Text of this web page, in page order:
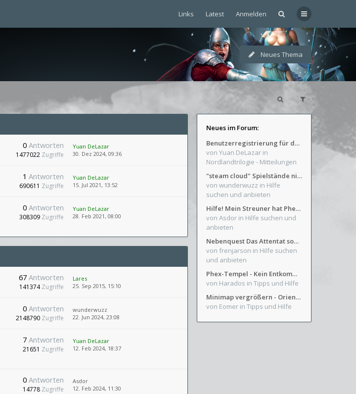
Links Latest Anmelden
Neues Thema
0 Antworten
1477022 Zugriffe
Yuan DeLazar
30. Dez 2024, 09:36
1 Antworten
690611 Zugriffe
Yuan DeLazar
15. Jul 2021, 13:52
0 Antworten
308309 Zugriffe
Yuan DeLazar
28. Feb 2021, 08:00
67 Antworten
141374Zugriffe
Lares
25. Sep 2015, 15:10
0 Antworten
2148790 Zugriffe
wunderwuzz
22. Jun 2024, 23:08
7 Antworten
21651 Zugriffe
Yuan DeLazar
12. Feb 2024, 18:37
0 Antworten
14778 Zugriffe
Asdor
12. Feb 2024, 11:30
Neues im Forum:
Benutzerregistrierung für das SchickHD-/SchweifHD-Forum gesperrt
von Yuan DeLazar in
Nordlandtrilogie - Mitteilungen
"steam cloud" Spielstände nicht verfügbar
von wunderwuzz in Hilfe
suchen und anbieten
Hilfe! Mein Streuner hat Phexens Gunst verloren...
von Asdor in Hilfe suchen und
anbieten
Nebenquest Das Attentat sowie Beilunker Reiter und zwei kleine Ausrüstungsfragen
von frenjarson in Hilfe suchen
und anbieten
Phex-Tempel - Kein Entkommen aus Weinkeller/Bibliothek Trakt
von Harados in Tipps und Hilfe
Minimap vergrößern - Orientierung in Blutzinnen
von Eomer in Tipps und Hilfe